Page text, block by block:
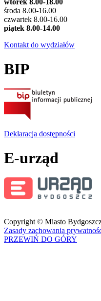
wtorek 8.00-18.00
środa 8.00-16.00
czwartek 8.00-16.00
piątek 8.00-14.00
Kontakt do wydziałów
BIP
Deklaracja dostępności
E-urząd
Copyright © Miasto
Zasady zachowania
PRZEWIŃ DO GÓRY